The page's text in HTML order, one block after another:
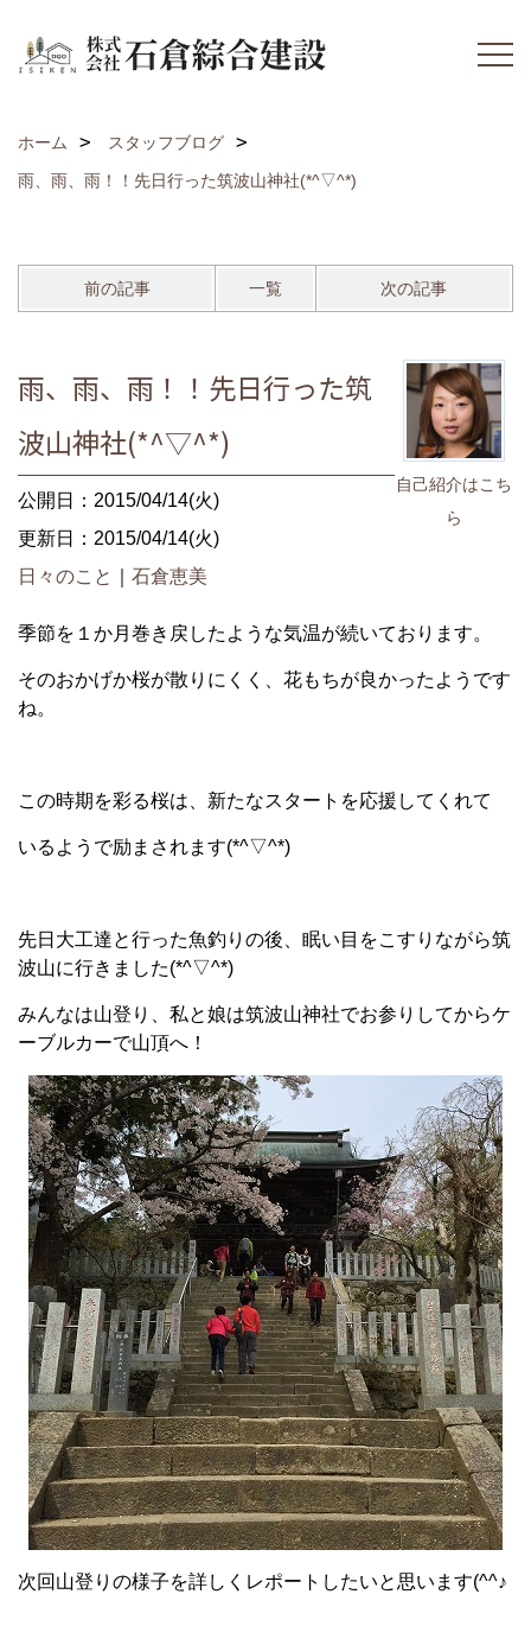
ホーム
スタッフブログ
雨、雨、雨！！先日行った筑波山神社(*^▽^*)
前の記事 一覧 次の記事
自己紹介はこち
ら
雨、雨、雨！！先日行った筑
波山神社(*^▽^*)
公開日：2015/04/14(火)
更新日：2015/04/14(火)
日々のこと
石倉恵美
季節を１か月巻き戻したような気温が続いております。
そのおかげか桜が散りにくく、花もちが良かったようです
ね。
この時期を彩る桜は、新たなスタートを応援してくれて
いるようで励まされます(*^▽^*)
先日大工達と行った魚釣りの後、眠い目をこすりながら筑
波山に行きました(*^▽^*)
みんなは山登り、私と娘は筑波山神社でお参りしてからケ
ーブルカーで山頂へ！
次回山登りの様子を詳しくレポートしたいと思います(^^♪